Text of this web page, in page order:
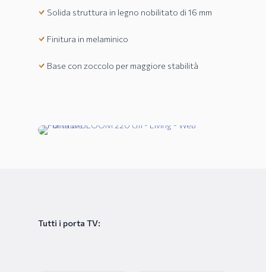
Solida struttura in legno nobilitato di 16 mm
Finitura in melaminico
Base con zoccolo per maggiore stabilità
Tutti i porta TV: